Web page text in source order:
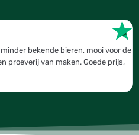
bekende bieren, mooi voor de
proeverij van maken. Goede prijs,